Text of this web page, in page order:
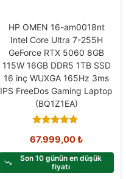
HP OMEN 16-am0018nt
Intel Core Ultra 7-255H
GeForce RTX 5060 8GB
115W 16GB DDR5 1TB SSD
16 inç WUXGA 165Hz 3ms
IPS FreeDos Gaming Laptop
(BQ1Z1EA)
out of 5
67.999,00₺
Son 10 günün en düşük
fiyatı